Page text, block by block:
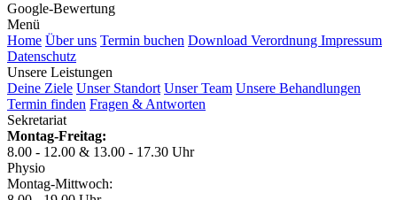
Google-Bewertung
Menü
Home Über uns Termin buchen Download Verordnung Impressum
Datenschutz
Unsere Leistungen
Deine Ziele Unser Standort Unser Team Unsere Behandlungen
Termin finden Fragen & Antworten
Sekretariat
Montag-Freitag:
8.00 - 12.00 & 13.00 - 17.30 Uhr
Physio
Montag-Mittwoch: